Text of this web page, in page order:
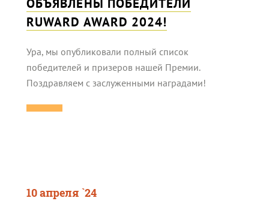
RUWARD AWARD 2024!
Ура, мы опубликовали полный список
победителей и призеров нашей Премии.
Поздравляем с заслуженными наградами!
10 апреля `24